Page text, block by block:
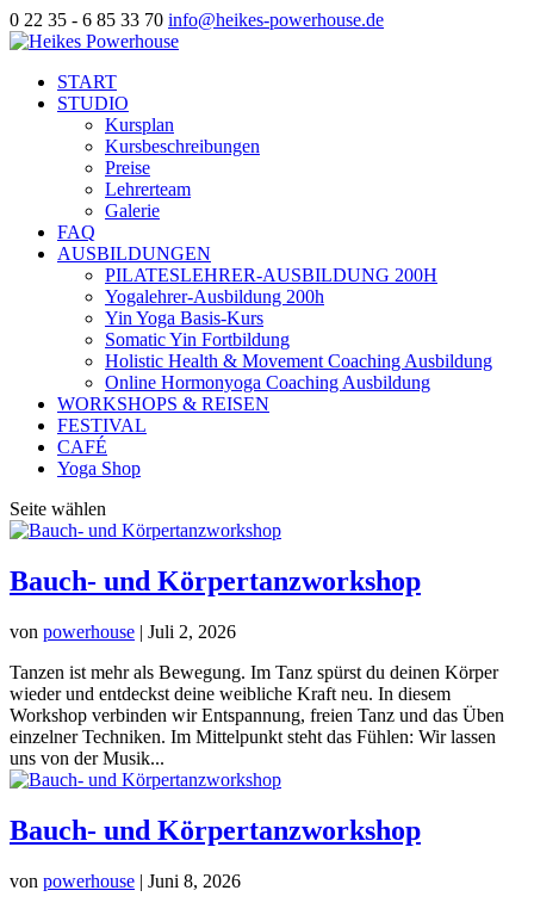
0 22 35 - 6 85 33 70 info@heikes-powerhouse.de
START
STUDIO
Kursplan
Kursbeschreibungen
Preise
Lehrerteam
Galerie
FAQ
AUSBILDUNGEN
PILATESLEHRER-AUSBILDUNG 200H
Yogalehrer-Ausbildung 200h
Yin Yoga Basis-Kurs
Somatic Yin Fortbildung
Holistic Health & Movement Coaching Ausbildung
Online Hormonyoga Coaching Ausbildung
WORKSHOPS & REISEN
FESTIVAL
CAFÉ
Yoga Shop
Seite wählen
Bauch- und Körpertanzworkshop
von powerhouse | Juli 2, 2026
Tanzen ist mehr als Bewegung. Im Tanz spürst du deinen Körper
wieder und entdeckst deine weibliche Kraft neu. In diesem
Workshop verbinden wir Entspannung, freien Tanz und das Üben
einzelner Techniken. Im Mittelpunkt steht das Fühlen: Wir lassen
uns von der Musik...
Bauch- und Körpertanzworkshop
von powerhouse | Juni 8, 2026